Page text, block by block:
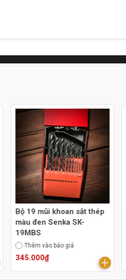
Bộ 19 mũi khoan sắt thép
màu đen Senka SK-
19MBS
Thêm vào báo giá
345.000₫